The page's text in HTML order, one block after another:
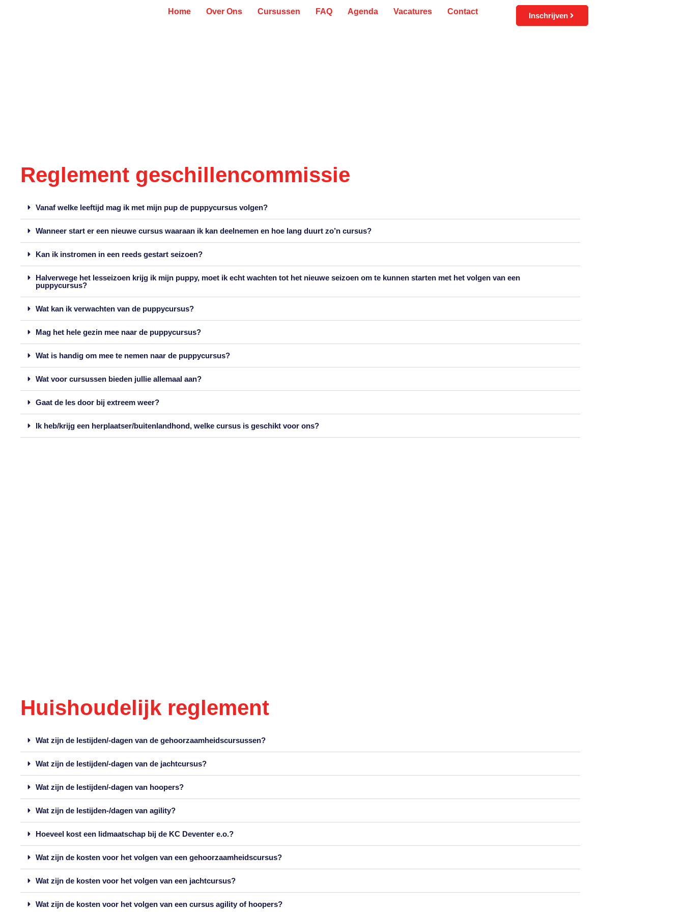
Home Over Ons Cursussen FAQ Agenda Vacatures Contact Inschrijven
Reglement geschillencommissie
Vanaf welke leeftijd mag ik met mijn pup de puppycursus volgen?
Wanneer start er een nieuwe cursus waaraan ik kan deelnemen en hoe lang duurt zo’n cursus?
Kan ik instromen in een reeds gestart seizoen?
Halverwege het lesseizoen krijg ik mijn puppy, moet ik echt wachten tot het nieuwe seizoen om te kunnen starten met het volgen van een
puppycursus?
Wat kan ik verwachten van de puppycursus?
Mag het hele gezin mee naar de puppycursus?
Wat is handig om mee te nemen naar de puppycursus?
Wat voor cursussen bieden jullie allemaal aan?
Gaat de les door bij extreem weer?
Ik heb/krijg een herplaatser/buitenlandhond, welke cursus is geschikt voor ons?
Huishoudelijk reglement
Wat zijn de lestijden/-dagen van de gehoorzaamheidscursussen?
Wat zijn de lestijden/-dagen van de jachtcursus?
Wat zijn de lestijden/-dagen van hoopers?
Wat zijn de lestijden-/dagen van agility?
Hoeveel kost een lidmaatschap bij de KC Deventer e.o.?
Wat zijn de kosten voor het volgen van een gehoorzaamheidscursus?
Wat zijn de kosten voor het volgen van een jachtcursus?
Wat zijn de kosten voor het volgen van een cursus agility of hoopers?